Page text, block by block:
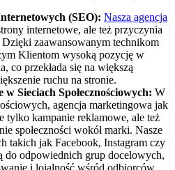
(SEO): Nasza agencja
internetowe, ale też przyczynia
zaawansowanym technikom
Klientom wysoką pozycję w
co przekłada się na większą
ruchu na stronie.
Sieciach Społecznościowych: W
agencja marketingowa jak
tylko kampanie reklamowe, ale też
społeczności wokół marki. Nasze
takich jak Facebook, Instagram czy
odpowiednich grup docelowych,
i lojalność wśród odbiorców.